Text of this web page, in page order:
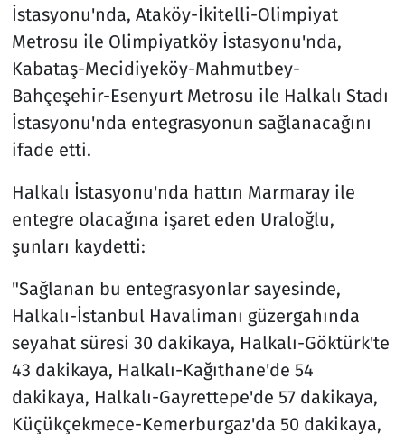
İstasyonu'nda, Ataköy-İkitelli-Olimpiyat
Metrosu ile Olimpiyatköy İstasyonu'nda,
Kabataş-Mecidiyeköy-Mahmutbey-
Bahçeşehir-Esenyurt Metrosu ile Halkalı Stadı
İstasyonu'nda entegrasyonun sağlanacağını
ifade etti.
Halkalı İstasyonu'nda hattın Marmaray ile
entegre olacağına işaret eden Uraloğlu,
şunları kaydetti:
"Sağlanan bu entegrasyonlar sayesinde,
Halkalı-İstanbul Havalimanı güzergahında
seyahat süresi 30 dakikaya, Halkalı-Göktürk'te
43 dakikaya, Halkalı-Kağıthane'de 54
dakikaya, Halkalı-Gayrettepe'de 57 dakikaya,
Küçükçekmece-Kemerburgaz'da 50 dakikaya,